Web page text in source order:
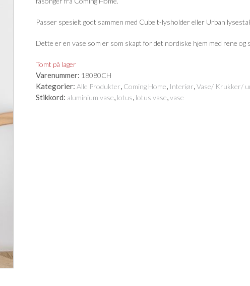
Passer spesielt godt sammen med Cube t-lysholder eller Urban
Dette er en vase som er som skapt for det nordiske hjem med rene og
Tomt på lager
Varenummer: 18080CH
Kategorier: Alle Produkter, Coming Home, Interiør,Vase/ Krukker/
Stikkord: aluminium vase, lotus, lotus vase,vase